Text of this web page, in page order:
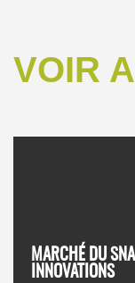
VOIR
MARCHÉ DU
INNOVATIONS